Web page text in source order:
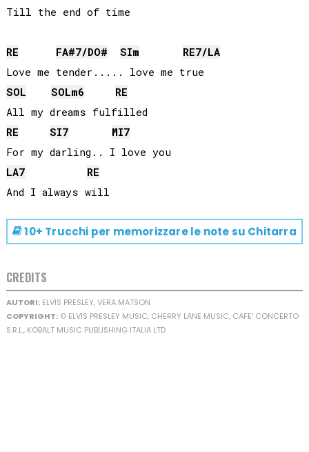
Till the end of time
RE FA#7/DO# SIm RE7/LA
SOL
SOLm6
RE
RE
SI7 MI7
LA7
RE
10+ Trucchi per memorizzare le note su Chitarra
CREDITS
AUTORI:ELVIS PRESLEY, VERA MATSON
COPYRIGHT:© ELVIS PRESLEY MUSIC, CHERRY LANE MUSIC, CAFE' CONCERTO
S.R.L., KOBALT MUSIC PUBLISHING ITALIA LTD